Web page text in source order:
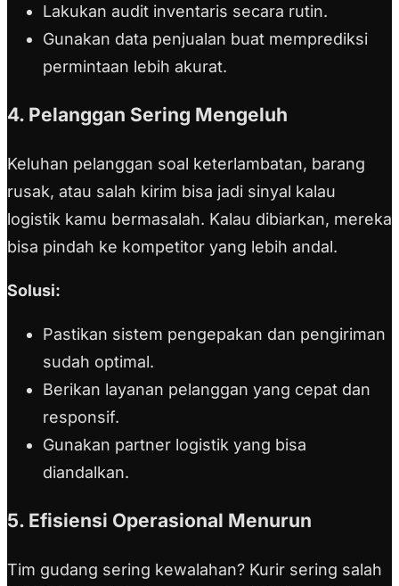
Lakukan audit inventaris secara rutin.
Gunakan data penjualan buat memprediksi
permintaan lebih akurat.
4. Pelanggan Sering Mengeluh
Keluhan pelanggan soal keterlambatan, barang
rusak, atau salah kirim bisa jadi sinyal kalau
logistik kamu bermasalah. Kalau dibiarkan, mereka
bisa pindah ke kompetitor yang lebih andal.
Solusi:
Pastikan sistem pengepakan dan pengiriman
sudah optimal.
Berikan layanan pelanggan yang cepat dan
responsif.
Gunakan partner logistik yang bisa
diandalkan.
5. Efisiensi Operasional Menurun
Tim gudang sering kewalahan? Kurir sering salah